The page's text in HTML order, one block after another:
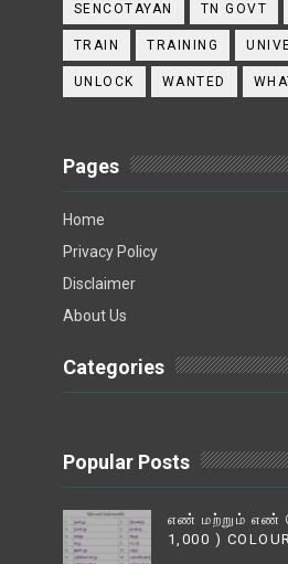
SENCOTAYAN TN GOVT
TRAIN TRAINING
UNLOCK WANTED
Pages
Home
Privacy Policy
Disclaimer
About Us
Categories
Popular Posts
எண் மற்றும் எண்
1,000 )